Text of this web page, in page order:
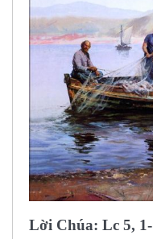
Lời Chúa: Lc 5, 1-